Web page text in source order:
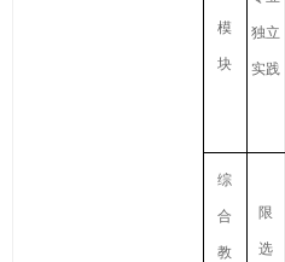
模
块
独立
实践
综
合
教
限
选